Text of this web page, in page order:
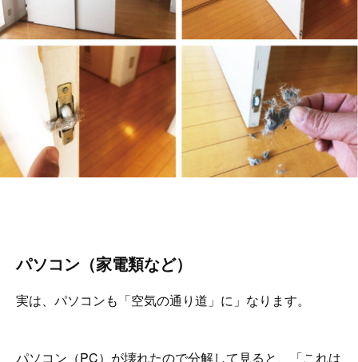
パソコン（家電類など）
実は、パソコンも「空気の通り道」に」なります。
パソコン（PC）が壊れたので分解して見ると、「これは